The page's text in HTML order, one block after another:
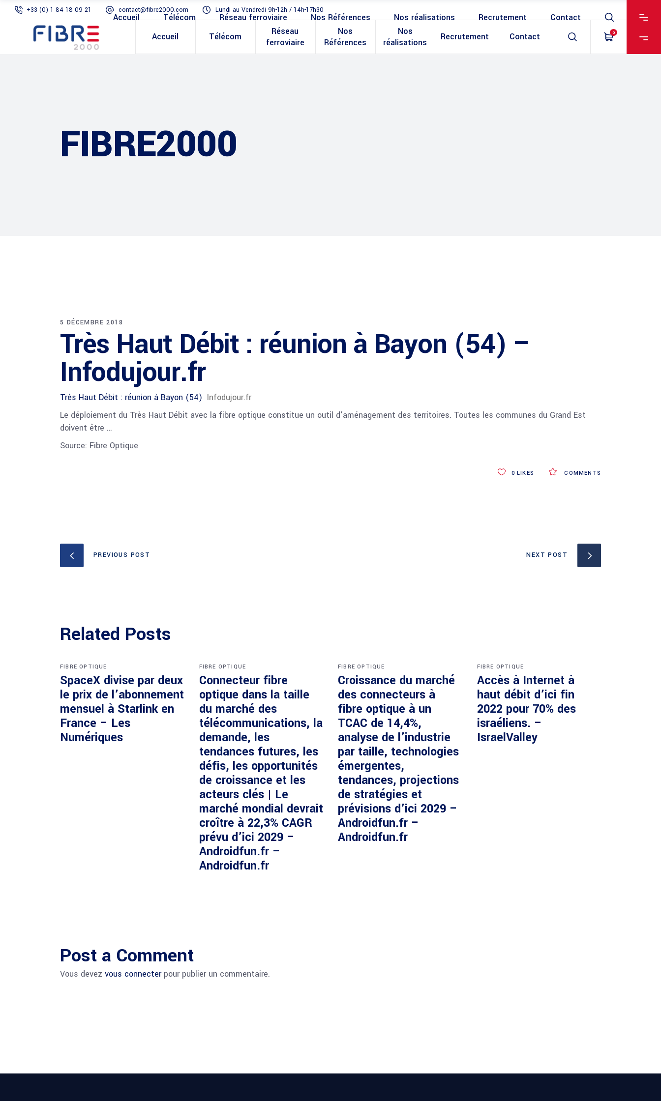
+33 (0) 1 84 18 09 21 contact@fibre2000.com Lundi au Vendredi 9h-12h / 14h-17h30
Accueil Télécom
Réseau
ferroviaire
Nos
Références
Nos
réalisations
Recrutement Contact 0
Accueil Télécom Réseau ferroviaire Nos Références Nos réalisations Recrutement Contact
FIBRE2000
5 DÉCEMBRE 2018
Très Haut Débit : réunion à Bayon (54) –
Infodujour.fr
Très Haut Débit : réunion à Bayon (54) Infodujour.fr
Le déploiement du Très Haut Débit avec la fibre optique constitue un outil d’aménagement des territoires. Toutes les communes du Grand Est
doivent être …
Source: Fibre Optique
COMMENTS
0 LIKES
PREVIOUS POST NEXT POST
Related Posts
FIBRE OPTIQUE
SpaceX divise par deux
le prix de l’abonnement
mensuel à Starlink en
France – Les
Numériques
FIBRE OPTIQUE
Connecteur fibre
optique dans la taille
du marché des
télécommunications, la
demande, les
tendances futures, les
défis, les opportunités
de croissance et les
acteurs clés | Le
marché mondial devrait
croître à 22,3% CAGR
prévu d’ici 2029 –
Androidfun.fr –
Androidfun.fr
FIBRE OPTIQUE
Croissance du marché
des connecteurs à
fibre optique à un
TCAC de 14,4%,
analyse de l’industrie
par taille, technologies
émergentes,
tendances, projections
de stratégies et
prévisions d’ici 2029 –
Androidfun.fr –
Androidfun.fr
FIBRE OPTIQUE
Accès à Internet à
haut débit d’ici fin
2022 pour 70% des
israéliens. –
IsraelValley
Post a Comment
Vous devez vous connecterpour publier un commentaire.